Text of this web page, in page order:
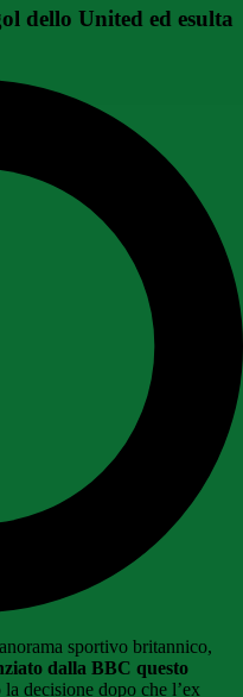
dello United ed esulta
sportivo britannico,
dalla BBC questo
decisione dopo che l’ex